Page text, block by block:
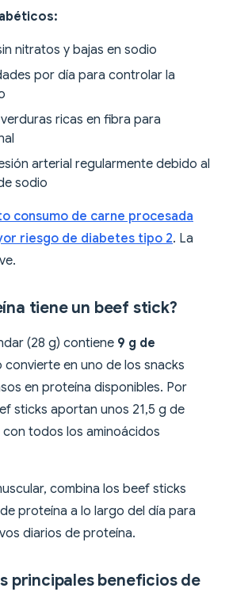
nitratos y bajas en sodio
por día para controlar la
ricas en fibra para
arterial regularmente debido al
sodio
consumo de carne procesada
riesgo de diabetes tipo 2. La
tiene un beef stick?
(28 g) contiene 9 g de
convierte en uno de los snacks
en proteína disponibles. Por
sticks aportan unos 21,5 g de
todos los aminoácidos
combina los beef sticks
proteína a lo largo del día para
diarios de proteína.
principales beneficios de